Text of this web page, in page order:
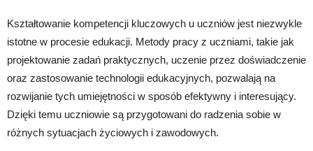
Kształtowanie kompetencji kluczowych u uczniów jest niezwykle
istotne w procesie edukacji. Metody pracy z uczniami, takie jak
projektowanie zadań praktycznych, uczenie przez doświadczenie
oraz zastosowanie technologii edukacyjnych, pozwalają na
rozwijanie tych umiejętności w sposób efektywny i interesujący.
Dzięki temu uczniowie są przygotowani do radzenia sobie w
różnych sytuacjach życiowych i zawodowych.